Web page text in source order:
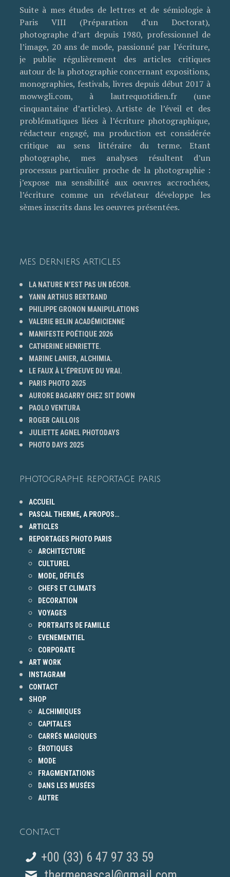
Suite à mes études de lettres et de sémiologie à
Paris VIII (Préparation d’un Doctorat),
photographe d’art depuis 1980, professionnel de
l’image, 20 ans de mode, passionné par l’écriture,
je publie régulièrement des articles critiques
autour de la photographie concernant expositions,
monographies, festivals, livres depuis début 2017 à
mowwgli.com, à lautrequotidien.fr (une
cinquantaine d’articles). Artiste de l’éveil et des
problématiques liées à l’écriture photographique,
rédacteur engagé, ma production est considérée
critique au sens littéraire du terme. Etant
photographe, mes analyses résultent d’un
processus particulier proche de la photographie :
j’expose ma sensibilité aux oeuvres accrochées,
l’écriture comme un révélateur développe les
sèmes inscrits dans les oeuvres présentées.
MES DERNIERS ARTICLES
LA NATURE N’EST PAS UN DÉCOR.
YANN ARTHUS BERTRAND
PHILIPPE GRONON MANIPULATIONS
VALERIE BELIN ACADÉMICIENNE
MANIFESTE POÉTIQUE 2026
CATHERINE HENRIETTE.
MARINE LANIER, ALCHIMIA.
LE FAUX À L’ÉPREUVE DU VRAI.
PARIS PHOTO 2025
AURORE BAGARRY CHEZ SIT DOWN
PAOLO VENTURA
ROGER CAILLOIS
JULIETTE AGNEL PHOTODAYS
PHOTO DAYS 2025
PHOTOGRAPHE REPORTAGE PARIS
ACCUEIL
PASCAL THERME, A PROPOS…
ARTICLES
REPORTAGES PHOTO PARIS
ARCHITECTURE
CULTUREL
MODE, DÉFILÉS
CHEFS ET CLIMATS
DECORATION
VOYAGES
PORTRAITS DE FAMILLE
EVENEMENTIEL
CORPORATE
ART WORK
INSTAGRAM
CONTACT
SHOP
ALCHIMIQUES
CAPITALES
CARRÉS MAGIQUES
ÉROTIQUES
MODE
FRAGMENTATIONS
DANS LES MUSÉES
AUTRE
CONTACT
+00 (33) 6 47 97 33 59